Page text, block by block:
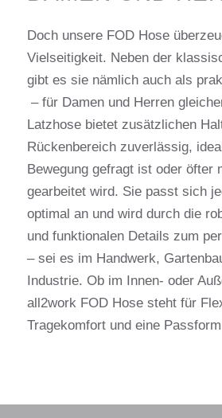
Doch unsere FOD Hose
Vielseitigkeit. Neben der
gibt es sie nämlich auch als
– für Damen und Herren
Latzhose bietet zusätzlichen
Rückenbereich zuverlässig,
Bewegung gefragt ist oder öfter
gearbeitet wird. Sie passt sich
optimal an und wird durch die
und funktionalen Details zum
– sei es im Handwerk,
Industrie. Ob im Innen- oder
all2work FOD Hose steht für
Tragekomfort und eine